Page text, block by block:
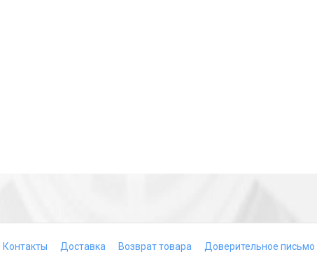
Контакты Доставка Возврат товара Доверительное письмо